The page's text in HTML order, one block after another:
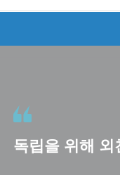
독립 을 위 해 외